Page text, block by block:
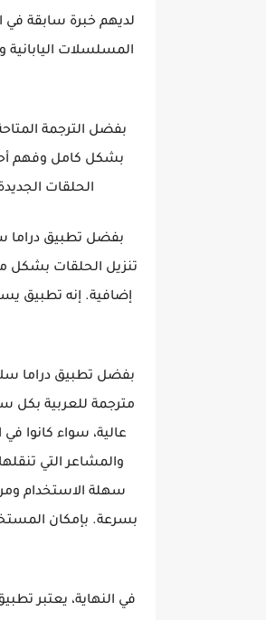
لديهم خبرة سابقة
المسلسلات
بفضل الترجمة
بشكل كامل وفهم
الحلقات
بفضل تطبيق دراما
تنزيل الحلقات بشكل
إضافية. إنه تطبيق
بفضل تطبيق دراما
مترجمة للعربية بكل
عالية، سواء كانوا
والمشاعر التي
سهلة الاستخدام
بسرعة. بإمكان
في النهاية، يعتبر